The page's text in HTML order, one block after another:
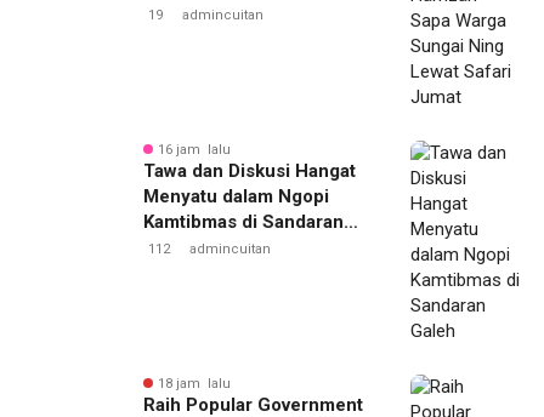
Safari Jumat
19 admincuitan
16 jam lalu
Tawa dan Diskusi Hangat
Menyatu dalam Ngopi
Kamtibmas di Sandaran
Galeh
112 admincuitan
18 jam lalu
Raih Popular Government